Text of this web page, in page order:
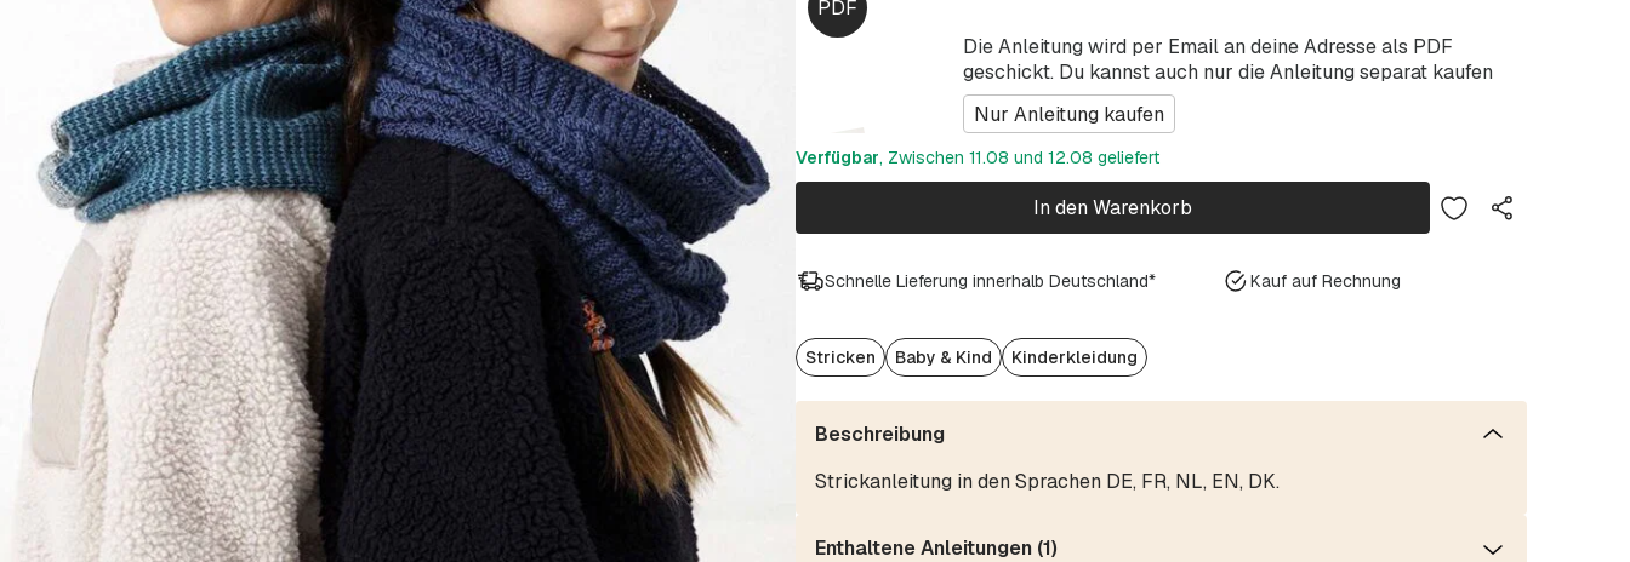
Die Anleitung wird per Email an deine Adresse als PDF
geschickt. Du kannst auch nur die Anleitung separat kaufen
Nur Anleitung kaufen
Verfügbar, Zwischen 11.08 und 12.08 geliefert
In den Warenkorb
Schnelle Lieferung innerhalb Deutschland* Kauf auf Rechnung
Stricken Baby & Kind Kinderkleidung
Beschreibung
Strickanleitung in den Sprachen DE, FR, NL, EN, DK.
Enthaltene Anleitungen (1)